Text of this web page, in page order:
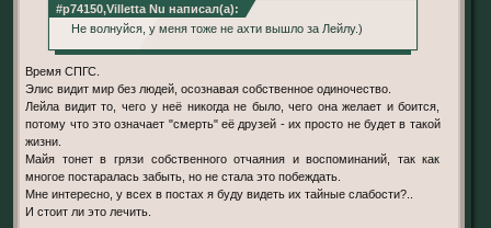
#p74150,Villetta Nu написал(а):
Не волнуйся, у меня тоже не ахти вышло за Лейлу.)
Время СПГС.
Элис видит мир без людей, осознавая собственное одиночество.
Лейла видит то, чего у неё никогда не было, чего она желает и боится,
потому что это означает "смерть" её друзей - их просто не будет в такой
жизни.
Майя тонет в грязи собственного отчаяния и воспоминаний, так как
многое постаралась забыть, но не стала это побеждать.
Мне интересно, у всех в постах я буду видеть их тайные слабости?..
И стоит ли это лечить.